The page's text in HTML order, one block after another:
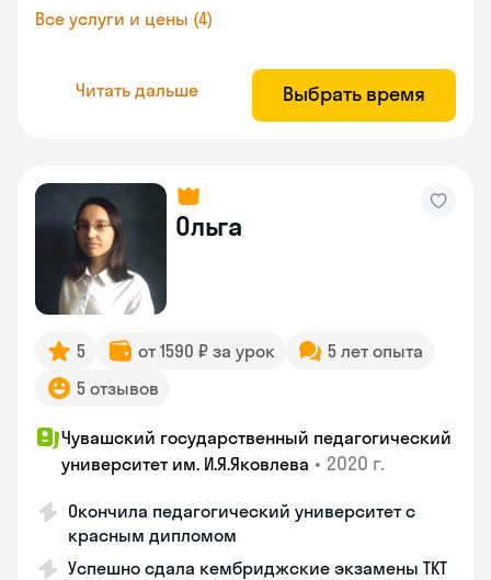
Все услуги и цены (4)
Читать дальше Выбрать время
Ольга
5 от 1590 ₽ за урок
5 лет опыта
5 отзывов
Чувашский государственный педагогический
университет им. И.Я.Яковлева • 2020 г.
Окончила педагогический университет с
красным дипломом
Успешно сдала кембриджские экзамены ТКТ